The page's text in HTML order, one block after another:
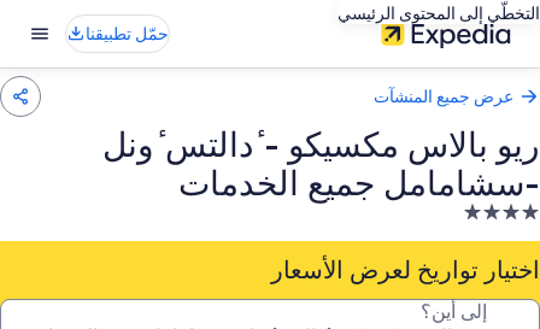
التخطّي إلى المحتوى الرئيسي
حمّل تطبيقنا
عرض جميع المنشآت
ريو بالاس مكسيكو - ٔدالتس ٔونل
-سشامامل جميع الخدمات
منشأة
فندقية
مصنفة
4.0
اختيار تواريخ لعرض الأسعار
إلى أين؟